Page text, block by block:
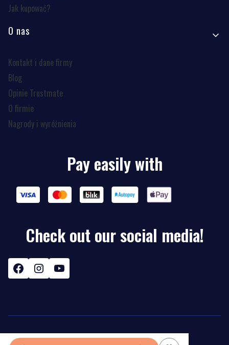
Jak kupować?
O nas
Kontakt i dane firmy
Blog
Opinie Trustmate
O firmie
Nagrody i wyróżnienia
Pay easily with
Check out our social media!
© Copyright 2026Shoper